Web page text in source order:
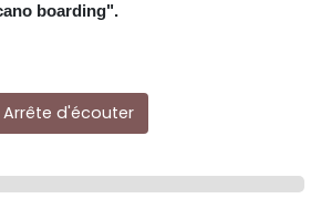
boarding".
Arrête d'écouter